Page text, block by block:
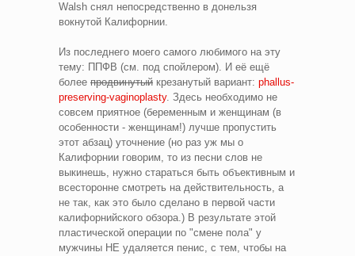
Walsh снял непосредственно в донельзя
вокнутой Калифорнии.
Из последнего моего самого любимого на эту
тему: ППФВ (см. под спойлером). И её ещё
более продвинутый крезанутый вариант: phallus-
preserving-vaginoplasty. Здесь необходимо не
совсем приятное (беременным и женщинам (в
особенности - женщинам!) лучше пропустить
этот абзац) уточнение (но раз уж мы о
Калифорнии говорим, то из песни слов не
выкинешь, нужно стараться быть объективным и
всесторонне смотреть на действительность, а
не так, как это было сделано в первой части
калифорнийского обзора.) В результате этой
пластической операции по "смене пола" у
мужчины НЕ удаляется пенис, с тем, чтобы на